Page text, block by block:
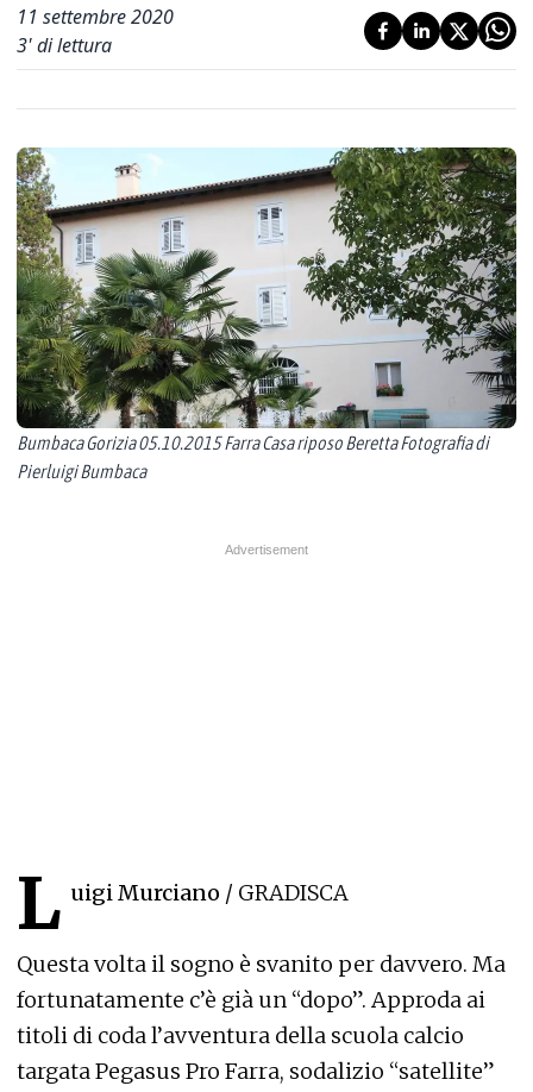
11 settembre 2020
3' di lettura
Bumbaca Gorizia 05.10.2015 Farra Casa riposo Beretta Fotografia di
Pierluigi Bumbaca
L uigi Murciano / GRADISCA
Questa volta il sogno è svanito per davvero. Ma
fortunatamente c’è già un “dopo”. Approda ai
titoli di coda l’avventura della scuola calcio
targata Pegasus Pro Farra, sodalizio “satellite”